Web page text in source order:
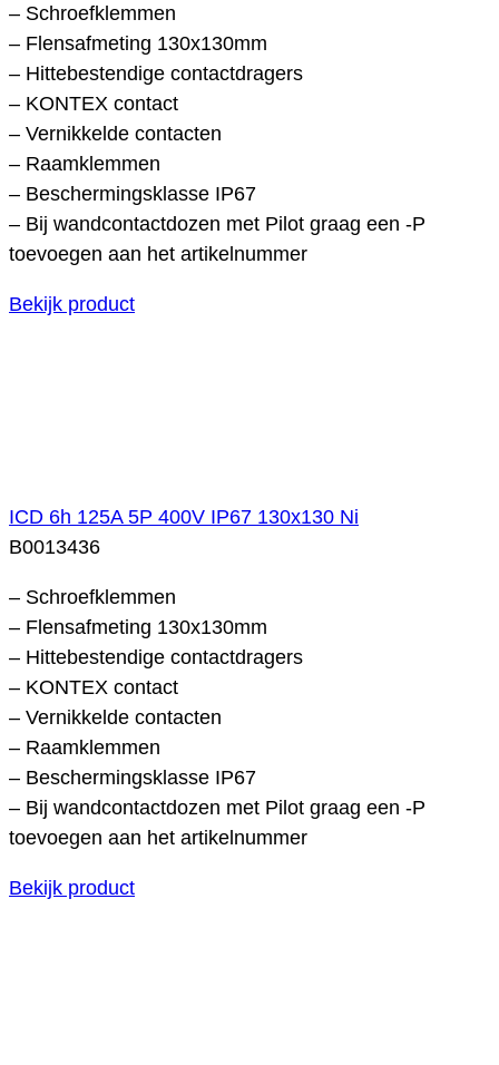
– Schroefklemmen
– Flensafmeting 130x130mm
– Hittebestendige contactdragers
– KONTEX contact
– Vernikkelde contacten
– Raamklemmen
– Beschermingsklasse IP67
– Bij wandcontactdozen met Pilot graag een -P
toevoegen aan het artikelnummer
Bekijk product
ICD 6h 125A 5P 400V IP67 130x130 Ni
B0013436
– Schroefklemmen
– Flensafmeting 130x130mm
– Hittebestendige contactdragers
– KONTEX contact
– Vernikkelde contacten
– Raamklemmen
– Beschermingsklasse IP67
– Bij wandcontactdozen met Pilot graag een -P
toevoegen aan het artikelnummer
Bekijk product